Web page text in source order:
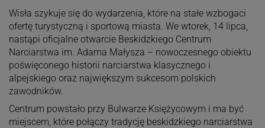
Wisła szykuje się do wydarzenia, które na stałe wzbogaci
ofertę turystyczną i sportową miasta. We wtorek, 14 lipca,
nastąpi oficjalne otwarcie Beskidzkiego Centrum
Narciarstwa im. Adama Małysza – nowoczesnego obiektu
poświęconego historii narciarstwa klasycznego i
alpejskiego oraz największym sukcesom polskich
zawodników.
Centrum powstało przy Bulwarze Księżycowym i ma być
miejscem, które połączy tradycję beskidzkiego narciarstwa